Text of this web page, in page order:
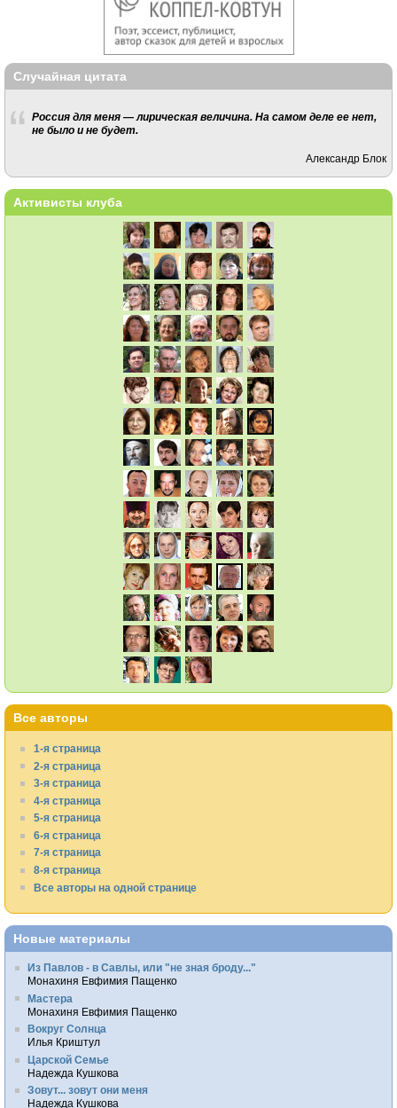
Случайная цитата
Россия для меня — лирическая величина. На самом деле ее нет,
не было и не будет.
Александр Блок
Активисты клуба
Все авторы
1-я страница
2-я страница
3-я страница
4-я страница
5-я страница
6-я страница
7-я страница
8-я страница
Все авторы на одной странице
Новые материалы
Из Павлов - в Савлы, или "не зная броду..."
Монахиня Евфимия Пащенко
Мастера
Монахиня Евфимия Пащенко
Вокруг Солнца
Илья Криштул
Царской Семье
Надежда Кушкова
Зовут... зовут они меня
Надежда Кушкова